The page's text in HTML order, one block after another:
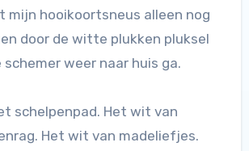
hooikoortsneus alleen nog
door de witte plukken pluksel
schemer weer naar huis ga.
schelpenpad. Het wit van
Het wit van madeliefjes.